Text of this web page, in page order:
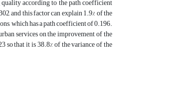
according to the path coefficient
and this factor can explain 1.9% of the
which has a path coefficient of 0.196.
services on the improvement of the
that it is 38.8% of the variance of the